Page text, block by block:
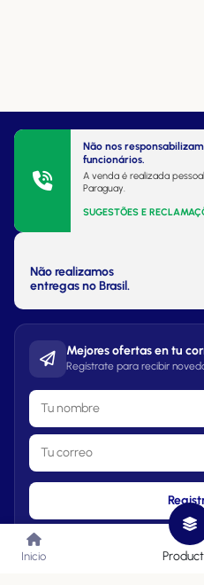
Não nos
funcionários.
A venda é realizada
Paraguay.
SUGESTÕES E
Não realizamos
entregas no Brasil.
Mejores ofertas en tu
Regístrate para recibir
Inicio